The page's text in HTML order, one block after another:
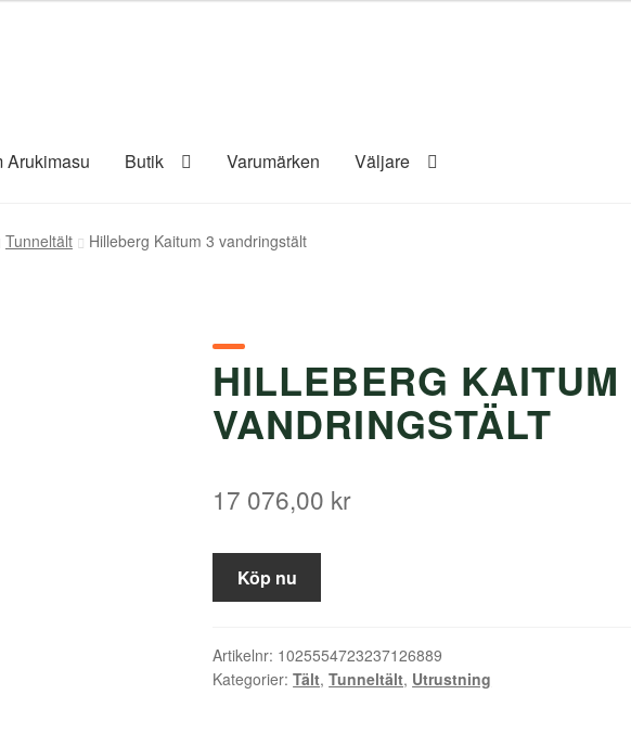
Arukimasu Butik Varumärken Väljare
Tunneltält Hilleberg Kaitum 3 vandringstält
HILLEBERG KAITUM
VANDRINGSTÄLT
17 076,00 kr
Köp nu
Artikelnr: 1025554723237126889
Kategorier:Tält,Tunneltält, Utrustning